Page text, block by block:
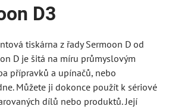
D3
tiskárna z řady Sermoon D od
D je šitá na míru průmyslovým
přípravků a upínačů, nebo
Můžete ji dokonce použít k sériové
dílů nebo produktů. Její